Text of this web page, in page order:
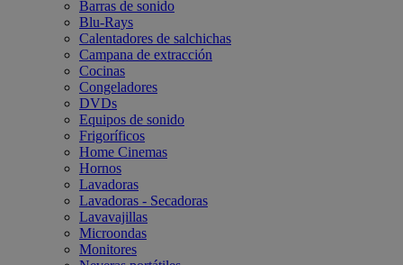
Barras de sonido
Blu-Rays
Calentadores de salchichas
Campana de extracción
Cocinas
Congeladores
DVDs
Equipos de sonido
Frigoríficos
Home Cinemas
Hornos
Lavadoras
Lavadoras - Secadoras
Lavavajillas
Microondas
Monitores